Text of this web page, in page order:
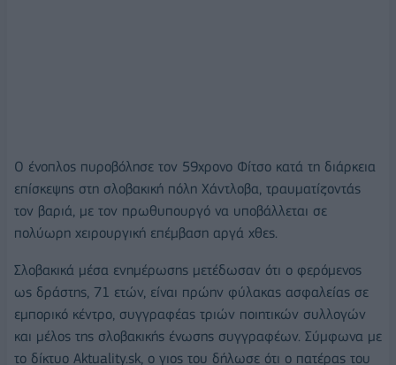
Ο ένοπλος πυροβόλησε τον 59χρονο Φίτσο κατά τη διάρκεια
επίσκεψης στη σλοβακική πόλη Χάντλοβα, τραυματίζοντάς
τον βαριά, με τον πρωθυπουργό να υποβάλλεται σε
πολύωρη χειρουργική επέμβαση αργά χθες.
Σλοβακικά μέσα ενημέρωσης μετέδωσαν ότι ο φερόμενος
ως δράστης, 71 ετών, είναι πρώην φύλακας ασφαλείας σε
εμπορικό κέντρο, συγγραφέας τριών ποιητικών συλλογών
και μέλος της σλοβακικής ένωσης συγγραφέων. Σύμφωνα με
το δίκτυο Aktuality.sk, ο γιος του δήλωσε ότι ο πατέρας του